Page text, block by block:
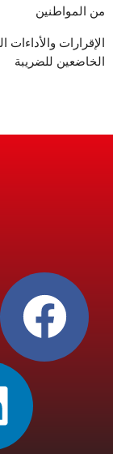
من المواطنين
الخاضعين للضريبة